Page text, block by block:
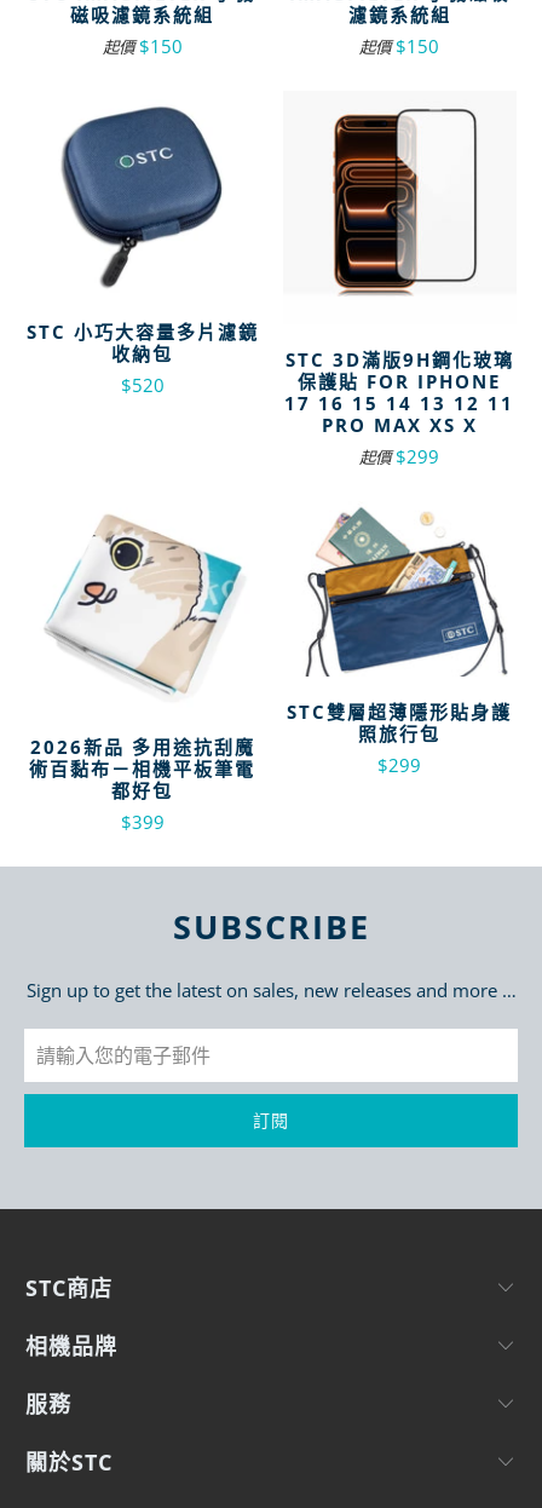
磁吸濾鏡系統組
起價 $150
濾鏡系統組
起價 $150
STC 小巧大容量多片濾鏡
收納包
$520
STC 3D滿版9H鋼化玻璃
保護貼 FOR IPHONE
17 16 15 14 13 12 11
PRO MAX XS X
起價 $299
2026新品 多用途抗刮魔
術百黏布－相機平板筆電
都好包
$399
STC雙層超薄隱形貼身護
照旅行包
$299
SUBSCRIBE
Sign up to get the latest on sales, new releases and more …
STC商店
相機品牌
服務
關於STC